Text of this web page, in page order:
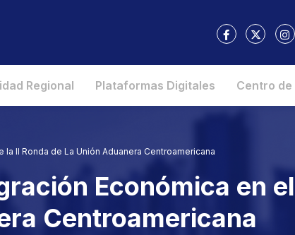
Regional Plataformas Digitales Centro de
II Ronda de La Unión Aduanera Centroamericana
Económica en
Centroamericana